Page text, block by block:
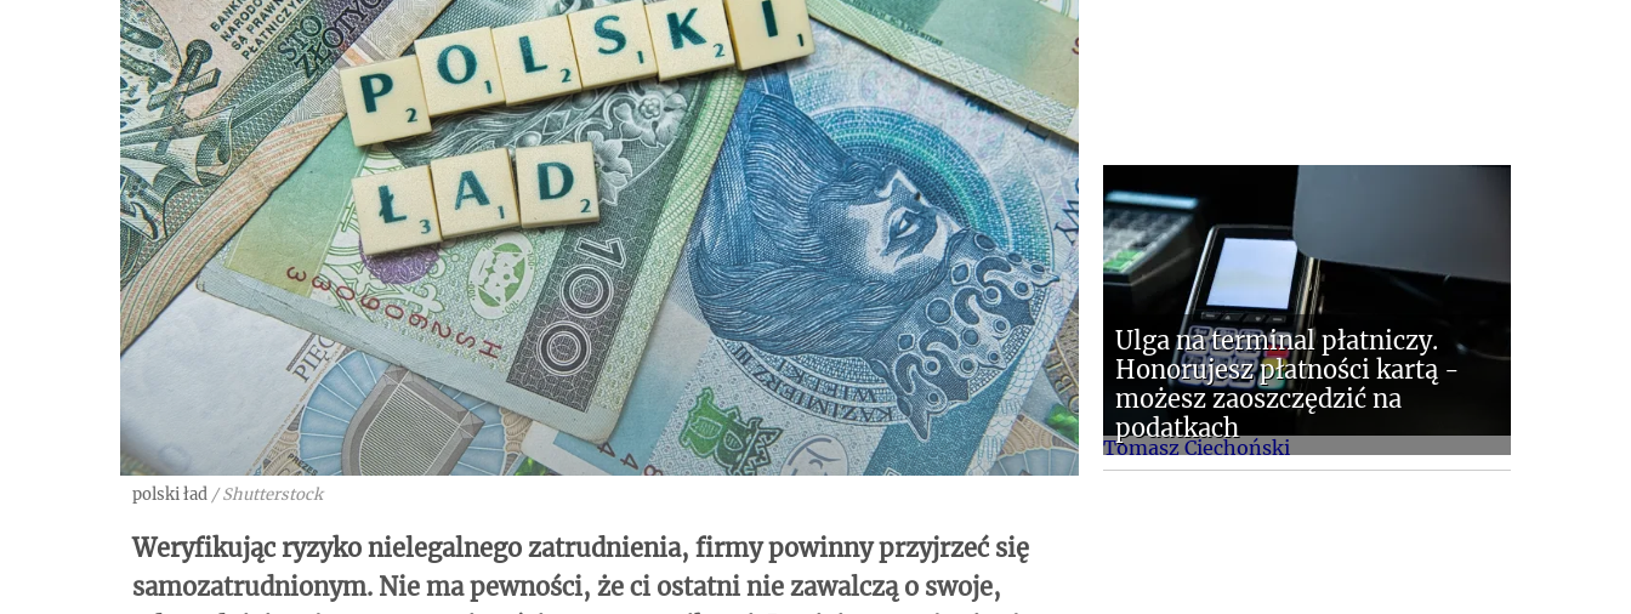
polski ład / Shutterstock
Weryfikując ryzyko nielegalnego zatrudnienia, firmy powinny przyjrzeć się
samozatrudnionym. Nie ma pewności, że ci ostatni nie zawalczą o swoje,
Tomasz Ciechoński
Ulga na terminal płatniczy.
Honorujesz płatności kartą -
możesz zaoszczędzić na
podatkach